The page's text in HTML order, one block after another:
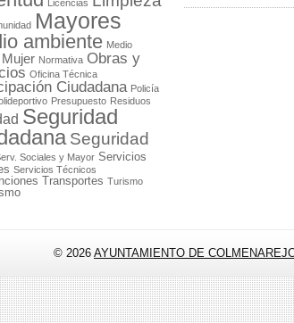
Licencias
Mayores
ambiente Medio
Mujer Normativa Obras y
Oficina Técnica
Ciudadana Policía
Presupuesto Residuos
Seguridad
Seguridad
Sociales y Mayor Servicios
Servicios Técnicos
Transportes Turismo
© 2026 AYUNTAMIENTO DE